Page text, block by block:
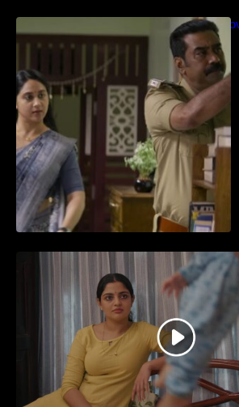
Blockbuster Thalavan
– Video Song Release
തിയേറ്ററിൽ വൻ
ഗുരുവായൂർ
സോങ്ങ്..